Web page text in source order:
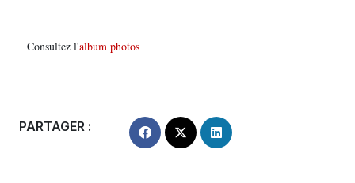
Consultez l'album photos
PARTAGER :